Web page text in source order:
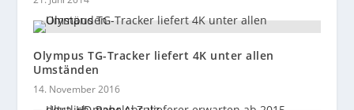
Olympus TG-Tracker liefert 4K unter allen
Umständen
14. November 2016